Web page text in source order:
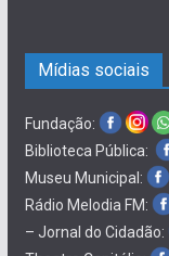
Mídias sociais
Fundação:
Biblioteca Pública:
Museu Municipal:
Rádio Melodia FM:
– Jornal do Cidadão: